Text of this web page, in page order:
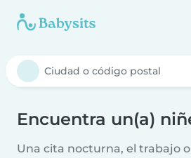
Encuentra un(a)
Una cita nocturna, el trabajo